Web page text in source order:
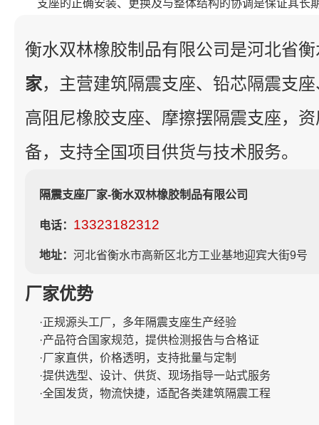
支座的正确安装、更换及与整体结构的协调是保证其长
衡水双林橡胶制品有限公司是河北省
家，主营建筑隔震支座、铅芯隔震支
高阻尼橡胶支座、摩擦摆隔震支座，
备，支持全国项目供货与技术服务。
隔震支座厂家-衡水双林橡胶制品有限公司
电话： 13323182312
地址： 河北省衡水市高新区北方工业基地迎宾大街9号
厂家优势
·正规源头工厂，多年隔震支座生产经验
·产品符合国家规范，提供检测报告与合格证
·厂家直供，价格透明，支持批量与定制
·提供选型、设计、供货、现场指导一站式服务
·全国发货，物流快捷，适配各类建筑隔震工程